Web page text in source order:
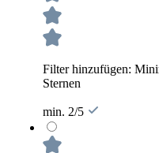
Filter hinzufügen:
Sternen
min. 2/5